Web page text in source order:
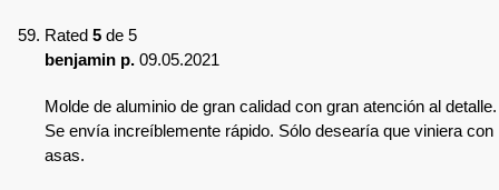
Rated 5 de 5
benjamin p. 09.05.2021
Molde de aluminio de gran calidad con gran atención al detalle.
Se envía increíblemente rápido. Sólo desearía que viniera con
asas.